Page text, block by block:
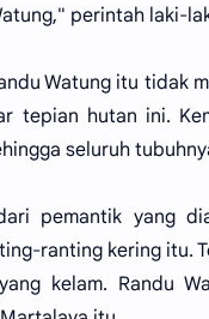
perintah laki-
Watung itu tidak
tepian hutan ini.
seluruh
pemantik yang
ranting kering itu.
kelam. Randu